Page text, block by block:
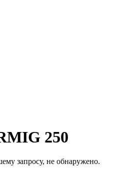
250
запросу, не обнаружено.